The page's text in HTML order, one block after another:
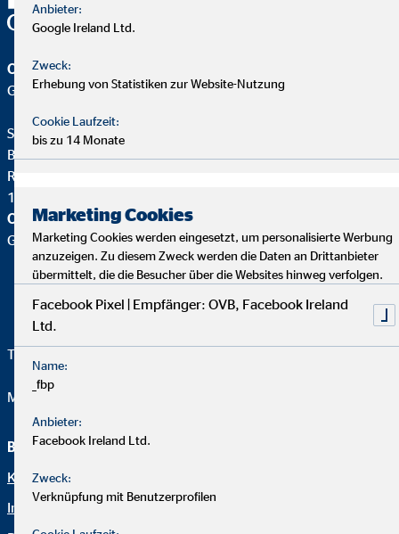
OVB Vermögensberatung AG
Geschäftsstelle | Berlin
Stefan Zeh
Bezirksdirektor für die OVB
Reichsstr. 1,
14052 Berlin
OVB Vermögensberatung AG
Geschäftsstelle |
Telefon:
Mail: stefan.zeh@ovb.de
Beraterseite
Karriere bei OVB in Berlin
Impressum
Anbieter:
Google Ireland Ltd.
Zweck:
Erhebung von Statistiken zur Website-Nutzung
Cookie Laufzeit:
bis zu 14 Monate
Marketing Cookies
Marketing Cookies werden eingesetzt, um personalisierte Werbung
anzuzeigen. Zu diesem Zweck werden die Daten an Drittanbieter
übermittelt, die die Besucher über die Websites hinweg verfolgen.
Facebook Pixel | Empfänger: OVB, Facebook Ireland
Ltd.
Name:
_fbp
Anbieter:
Facebook Ireland Ltd.
Zweck:
Verknüpfung mit Benutzerprofilen